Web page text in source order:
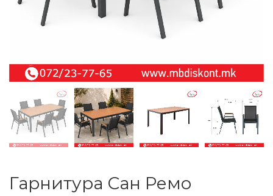
Гарнитура Сан Ремо